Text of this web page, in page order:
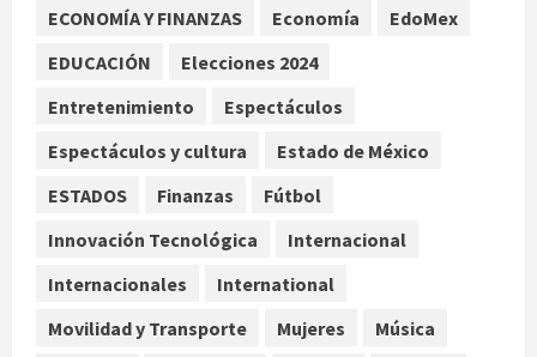
Ángela Buitrago señala videos
agosto 7, 2026
5
Nacional
Fallece Carlos Garfias Merlos,
arzobispo emérito de Morelia
agosto 7, 2026
ECONOMÍA Y FINANZAS
Economía
EdoMex
EDUCACIÓN
Elecciones 2024
Entretenimiento
Espectáculos
Espectáculos y cultura
Estado de México
ESTADOS
Finanzas
Fútbol
Innovación Tecnológica
Internacional
Internacionales
International
Movilidad y Transporte
Mujeres
Música